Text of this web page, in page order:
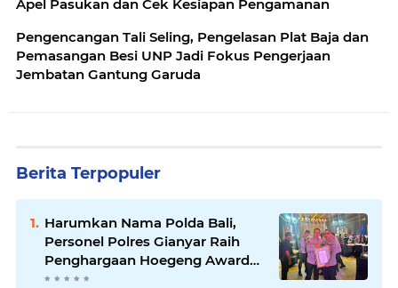
Apel Pasukan dan Cek Kesiapan Pengamanan
Pengencangan Tali Seling, Pengelasan Plat Baja dan
Pemasangan Besi UNP Jadi Fokus Pengerjaan
Jembatan Gantung Garuda
Berita Terpopuler
Harumkan Nama Polda Bali,
Personel Polres Gianyar Raih
Penghargaan Hoegeng Awards
2026